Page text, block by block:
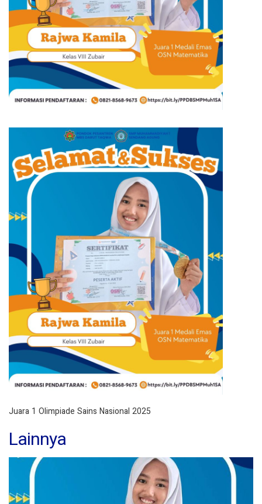
Juara 1 Olimpiade Sains Nasional 2025
Lainnya